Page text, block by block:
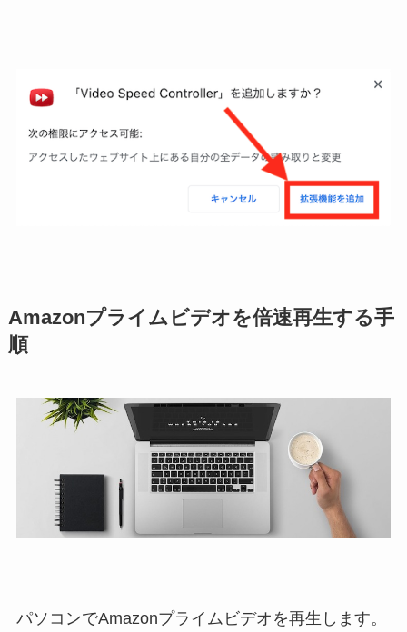
Amazonプライムビデオを倍速再生する手
順
パソコンでAmazonプライムビデオを再生します。